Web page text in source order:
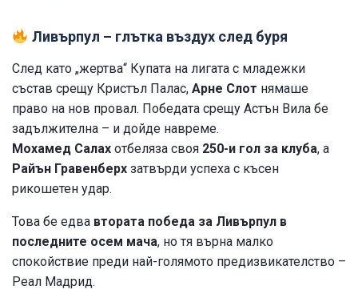
Ливърпул – глътка въздух след буря
След като „жертва“ Купата на лигата с младежки
състав срещу Кристъл Палас, Арне Слот нямаше
право на нов провал. Победата срещу Астън Вила бе
задължителна – и дойде навреме.
Мохамед Салах отбеляза своя 250-и гол за клуба, а
Райън Гравенберх затвърди успеха с късен
рикошетен удар.
Това бе едва втората победа за Ливърпул в
последните осем мача, но тя върна малко
спокойствие преди най-голямото предизвикателство –
Реал Мадрид.